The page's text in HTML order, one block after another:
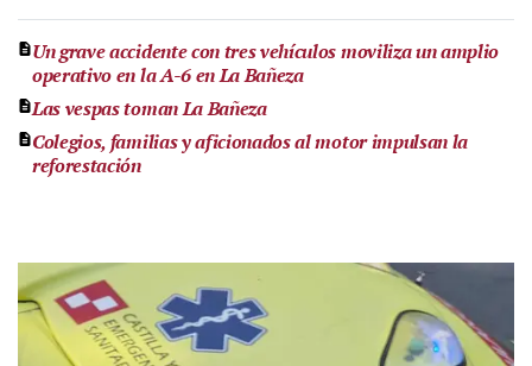
Un grave accidente con tres vehículos moviliza un amplio
operativo en la A-6 en La Bañeza
Las vespas toman La Bañeza
Colegios, familias y aficionados al motor impulsan la
reforestación